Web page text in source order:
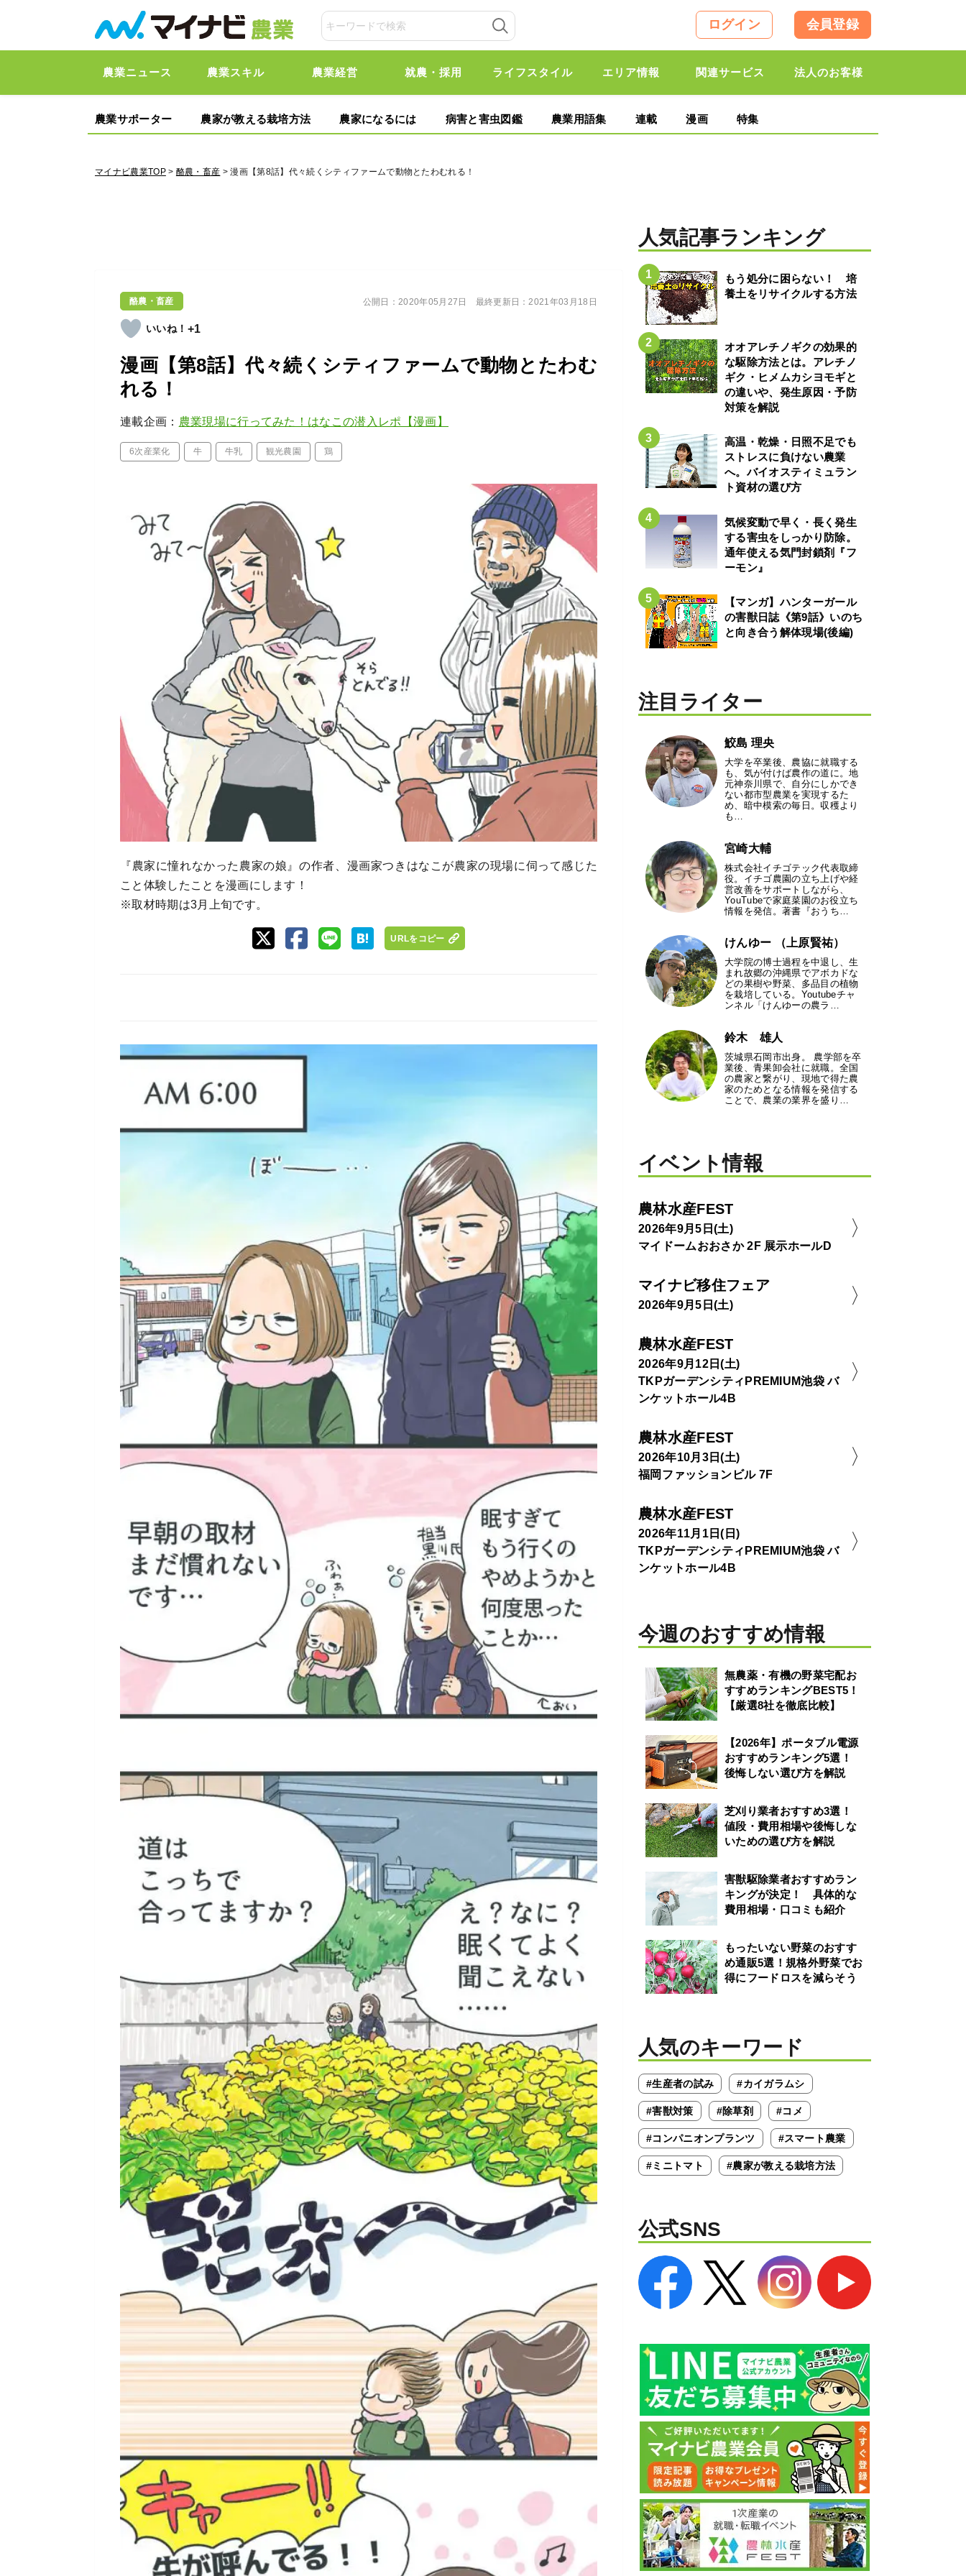
ログイン 会員登録
農業ニュース 農業スキル 農業経営 就農・採用 ライフスタイル エリア情報 関連サービス 法人のお客様
農業サポーター 農家が教える栽培方法 農家になるには 病害と害虫図鑑 農業用語集 連載 漫画 特集
マイナビ農業TOP> 酪農・畜産 > 漫画【第8話】代々続くシティファームで動物とたわむれる！
酪農・畜産
+1
漫画【第8話】代々続くシティファームで動物とたわむ
れる！
連載企画： 農業現場に行ってみた！はなこの潜入レポ【漫画】
6次産業化 牛 牛乳 観光農園 鶏
公開日：2020年05月27日 最終更新日：2021年03月18日
『農家に憧れなかった農家の娘』の作者、漫画家つきはなこが農家の現場に伺って感じた
こと体験したことを漫画にします！
※取材時期は3月上旬です。
URLをコピー
人気記事ランキング
もう処分に困らない！ 培
養土をリサイクルする方法
オオアレチノギクの効果的
な駆除方法とは。アレチノ
ギク・ヒメムカシヨモギと
の違いや、発生原因・予防
対策を解説
高温・乾燥・日照不足でも
ストレスに負けない農業
へ。バイオスティミュラン
ト資材の選び方
気候変動で早く・長く発生
する害虫をしっかり防除。
通年使える気門封鎖剤『フ
ーモン』
【マンガ】ハンターガール
の害獣日誌《第9話》いのち
と向き合う解体現場(後編)
注目ライター
鮫島 理央
大学を卒業後、農協に就職する
も、気が付けば農作の道に。地
元神奈川県で、自分にしかでき
ない都市型農業を実現するた
め、暗中模索の毎日。収穫より
も…
宮崎大輔
株式会社イチゴテック代表取締
役。イチゴ農園の立ち上げや経
営改善をサポートしながら、
YouTubeで家庭菜園のお役立ち
情報を発信。著書『おうち…
けんゆー （上原賢祐）
大学院の博士過程を中退し、生
まれ故郷の沖縄県でアボカドな
どの果樹や野菜、多品目の植物
を栽培している。Youtubeチャ
ンネル「けんゆーの農ラ…
鈴木 雄人
茨城県石岡市出身。 農学部を卒
業後、青果卸会社に就職。全国
の農家と繋がり、現地で得た農
家のためとなる情報を発信する
ことで、農業の業界を盛り…
イベント情報
農林水産FEST
2026年9月5日(土)
マイドームおおさか 2F 展示ホールD
マイナビ移住フェア
2026年9月5日(土)
農林水産FEST
2026年9月12日(土)
TKPガーデンシティPREMIUM池袋 バ
ンケットホール4B
農林水産FEST
2026年10月3日(土)
福岡ファッションビル 7F
農林水産FEST
2026年11月1日(日)
TKPガーデンシティPREMIUM池袋 バ
ンケットホール4B
今週のおすすめ情報
無農薬・有機の野菜宅配お
すすめランキングBEST5！
【厳選8社を徹底比較】
【2026年】ポータブル電源
おすすめランキング5選！
後悔しない選び方を解説
芝刈り業者おすすめ3選！
値段・費用相場や後悔しな
いための選び方を解説
害獣駆除業者おすすめラン
キングが決定！ 具体的な
費用相場・口コミも紹介
もったいない野菜のおすす
め通販5選！規格外野菜でお
得にフードロスを減らそう
人気のキーワード
#生産者の試み #カイガラムシ
#害獣対策 #除草剤 #コメ
#コンパニオンプランツ #スマート農業
#ミニトマト #農家が教える栽培方法
公式SNS